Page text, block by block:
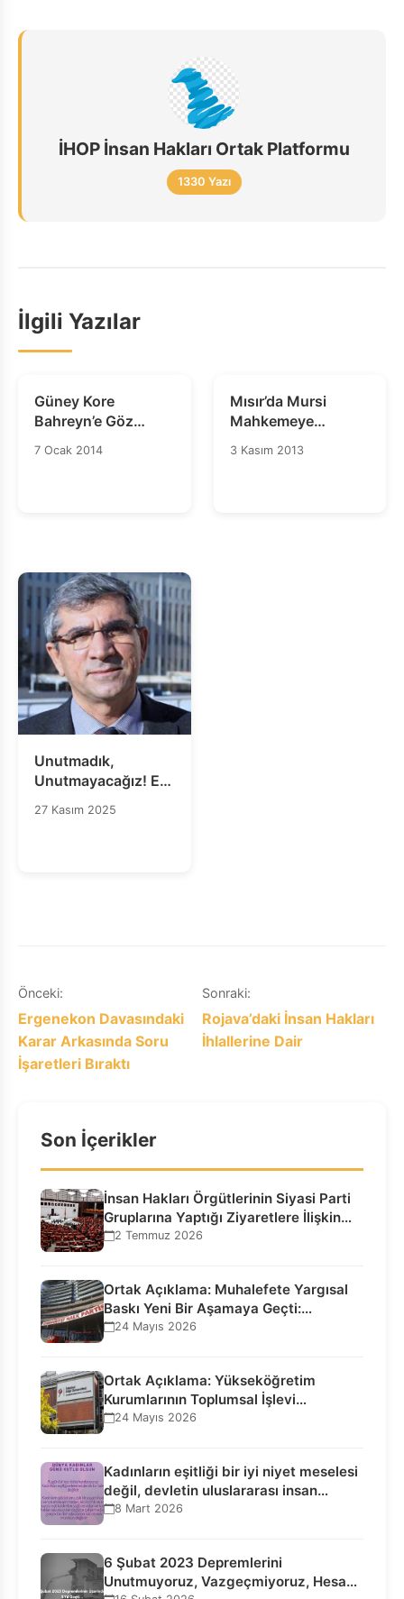
İHOP İnsan Hakları Ortak Platformu
1330 Yazı
İlgili Yazılar
Güney Kore
Bahreyn’e Göz
Yaşartıcı Gaz
7 Ocak 2014
Mısır’da Mursi
Mahkemeye
Çıkarılmalı ve
3 Kasım 2013
Unutmadık,
Unutmayacağız! Em
jibîr nakin, jibîr
27 Kasım 2025
Yazı
gezinmesi
Önceki:
Ergenekon Davasındaki
Karar Arkasında Soru
İşaretleri Bıraktı
Sonraki:
Rojava’daki İnsan Hakları
İhlallerine Dair
Son İçerikler
İnsan Hakları Örgütlerinin Siyasi Parti
Gruplarına Yaptığı Ziyaretlere İlişkin
Bilgilendirme…
2 Temmuz 2026
Ortak Açıklama: Muhalefete Yargısal
Baskı Yeni Bir Aşamaya Geçti:
Seçilmiş…
24 Mayıs 2026
Ortak Açıklama: Yükseköğretim
Kurumlarının Toplumsal İşlevi
Kurucularının Ticari Akıbetine
24 Mayıs 2026
Kadınların eşitliği bir iyi niyet meselesi
değil, devletin uluslararası insan…
8 Mart 2026
6 Şubat 2023 Depremlerini
Unutmuyoruz, Vazgeçmiyoruz, Hesap